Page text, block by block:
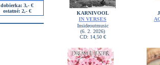
dobierka: 3,- €
ostatné: 2,- €
KARNIVOOL
IN VERSES
Insideoutmusic
(6. 2. 2026)
CD: 14,50 €